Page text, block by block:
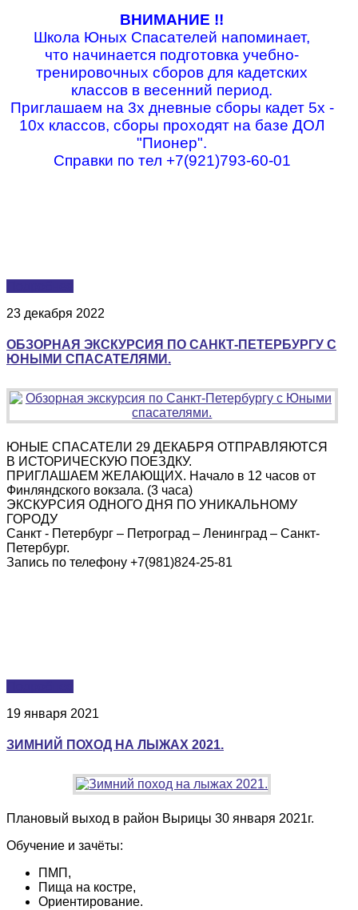
ВНИМАНИЕ !!
Школа Юных Спасателей напоминает,
что начинается подготовка учебно-
тренировочных сборов для кадетских
классов в весенний период.
Приглашаем на 3х дневные сборы кадет 5х -
10х классов, сборы проходят на базе ДОЛ
"Пионер".
Справки по тел +7(921)793-60-01
23 декабря 2022
ОБЗОРНАЯ ЭКСКУРСИЯ ПО САНКТ-ПЕТЕРБУРГУ С
ЮНЫМИ СПАСАТЕЛЯМИ.
ЮНЫЕ СПАСАТЕЛИ 29 ДЕКАБРЯ ОТПРАВЛЯЮТСЯ
В ИСТОРИЧЕСКУЮ ПОЕЗДКУ.
ПРИГЛАШАЕМ ЖЕЛАЮЩИХ. Начало в 12 часов от
Финляндского вокзала. (3 часа)
ЭКСКУРСИЯ ОДНОГО ДНЯ ПО УНИКАЛЬНОМУ
ГОРОДУ
Санкт - Петербург – Петроград – Ленинград – Санкт-
Петербург.
Запись по телефону +7(981)824-25-81
19 января 2021
ЗИМНИЙ ПОХОД НА ЛЫЖАХ 2021.
Плановый выход в район Вырицы 30 января 2021г.
Обучение и зачёты:
ПМП,
Пища на костре,
Ориентирование.